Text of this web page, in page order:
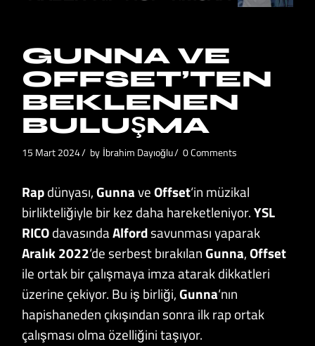
GUNNA VE
OFFSET’TEN
BEKLENEN
BULUŞMA
15 Mart 2024 by İbrahim Dayıoğlu 0 Comments
Rapdünyası,GunnaveOffset‘in müzikal
birlikteliğiyle bir kez daha hareketleniyor.YSL
RICOdavasındaAlfordsavunması yaparak
Aralık 2022‘de serbest bırakılanGunna,Offset
ile ortak bir çalışmaya imza atarak dikkatleri
üzerine çekiyor. Bu iş birliği,Gunna‘nın
hapishaneden çıkışından sonra ilk rap ortak
çalışması olma özelliğini taşıyor.